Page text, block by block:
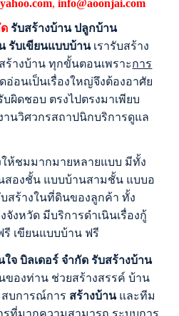
, info@aoonjai.com
รับสร้างบ้าน ปลูกบ้าน
รับเขียนแบบบ้าน เรารับสร้าง
างบ้าน ทุกขั้นตอนเพราะการ
ดอ่อนเป็นเรื่องใหญ่จึงต้องอาศัย
ผิดชอบ ตรงไปตรงมาเพียบ
นวิศวกรสถาปนิกบริการดูแล
ห้ชมมากมายหลายแบบ มีทั้ง
สองชั้น แบบบ้านสามชั้น แบบอ
สร้างในที่ดินของลูกค้า ทั้ง
จังหวัด มีบริการดำเนินเรื่องกู้
เขียนแบบบ้าน ฟรี
จ บิลเดอร์ จำกัด รับสร้างบ้าน
ของท่าน ช่วยสร้างสรรค์ บ้าน
สบการณ์การ สร้างบ้าน และทีม
ที่มากความสามารถ ระบบการ